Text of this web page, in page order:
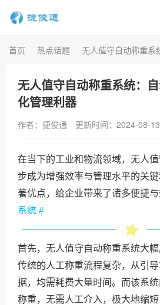
首页 热点话题 无人值守自动称重系
无人值守自动称重系统：
化管理利器
作者：捷俊通 更新时间：2024-08-13
在当下的工业和物流领域，无人
步成为增强效率与管理水平的关
著优点，给企业带来了诸多便捷与
系统 #
首先，无人值守自动称重系统大幅
传统的人工称重流程复杂，从引
据，均需耗费大量时间。而该系
称重，无需人工介入，极大地缩